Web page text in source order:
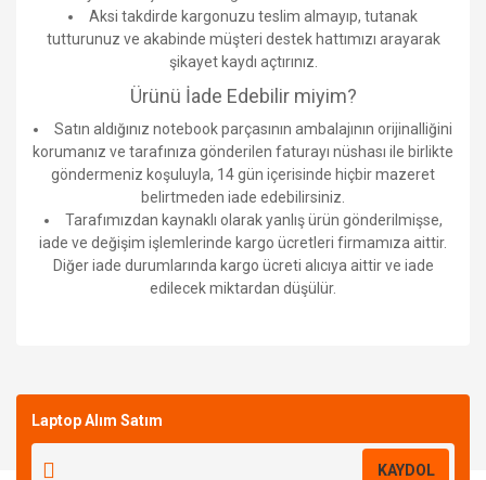
Aksi takdirde kargonuzu teslim almayıp, tutanak
tutturunuz ve akabinde müşteri destek hattımızı arayarak
şikayet kaydı açtırınız.
Ürünü İade Edebilir miyim?
Satın aldığınız notebook parçasının ambalajının orijinalliğini
korumanız ve tarafınıza gönderilen faturayı nüshası ile birlikte
göndermeniz koşuluyla, 14 gün içerisinde hiçbir mazeret
belirtmeden iade edebilirsiniz.
Tarafımızdan kaynaklı olarak yanlış ürün gönderilmişse,
iade ve değişim işlemlerinde kargo ücretleri firmamıza aittir.
Diğer iade durumlarında kargo ücreti alıcıya aittir ve iade
edilecek miktardan düşülür.
Laptop Alım Satım
KAYDOL